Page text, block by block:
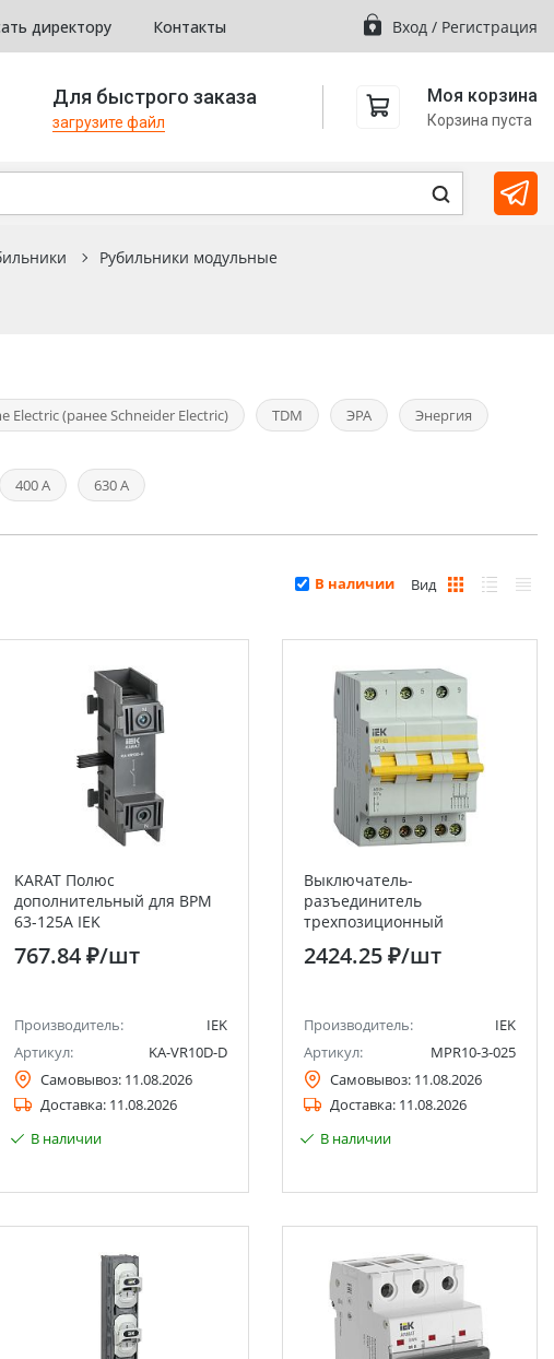
директору Контакты Вход / Регистрация
Для быстрого заказа
загрузите файл
Моя корзина
Корзина пуста
Рубильники модульные
Electric (ранее Schneider Electric) TDM ЭРА Энергия
400 А 630 А
В наличии Вид
KARAT Полюс
дополнительный для ВРМ
63-125А IEK
767.84 ₽/шт
Производитель:
IEK
Артикул:
KA-VR10D-D
Самовывоз: 11.08.2026
Доставка: 11.08.2026
В наличии
Выключатель-
разъединитель
трехпозиционный
трехполюсный ВРТ-63 25А
IEK
2424.25 ₽/шт
Производитель:
IEK
Артикул:
MPR10-3-025
Самовывоз: 11.08.2026
Доставка: 11.08.2026
В наличии